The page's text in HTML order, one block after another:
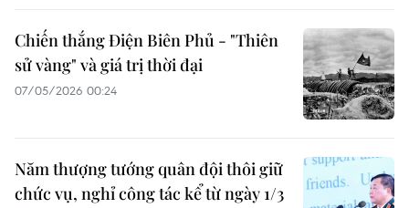
Chiến thắng Điện Biên Phủ - "Thiên
sử vàng" và giá trị thời đại
07/05/2026 00:24
Năm thượng tướng quân đội thôi giữ
chức vụ, nghỉ công tác kể từ ngày 1/3